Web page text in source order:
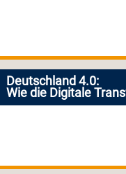
Deutschland 4.0:
Wie die Digitale